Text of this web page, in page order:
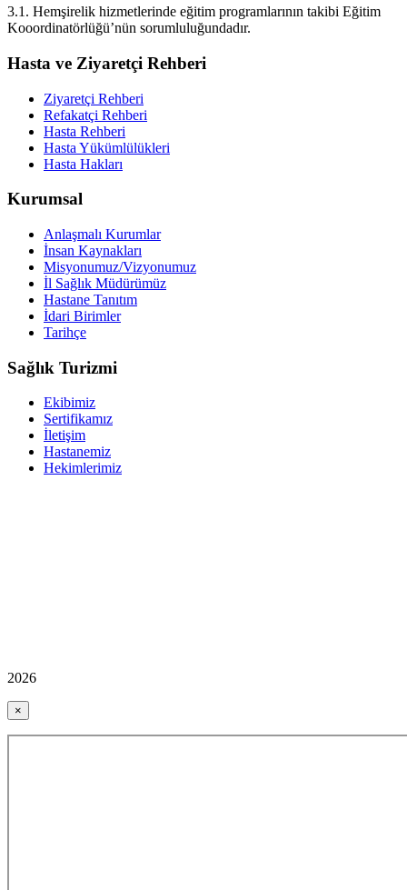
3.1. Hemşirelik hizmetlerinde eğitim programlarının takibi Eğitim
Kooordinatörlüğü’nün sorumluluğundadır.
Hasta ve Ziyaretçi Rehberi
Ziyaretçi Rehberi
Refakatçi Rehberi
Hasta Rehberi
Hasta Yükümlülükleri
Hasta Hakları
Kurumsal
Anlaşmalı Kurumlar
İnsan Kaynakları
Misyonumuz/Vizyonumuz
İl Sağlık Müdürümüz
Hastane Tanıtım
İdari Birimler
Tarihçe
Sağlık Turizmi
Ekibimiz
Sertifikamız
İletişim
Hastanemiz
Hekimlerimiz
2026
×